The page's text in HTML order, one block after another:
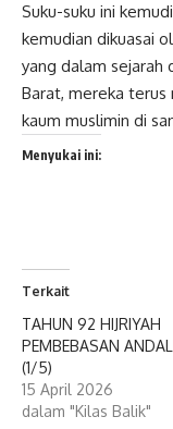
Suku-suku ini
kemudian dikuasai
yang dalam sejarah
Barat, mereka terus
kaum muslimin di
Menyukai ini:
Terkait
TAHUN 92 HIJRIYAH
PEMBEBASAN
(1/5)
15 April 2026
dalam "Kilas Balik"